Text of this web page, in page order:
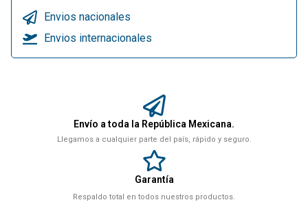
Envios nacionales
Envios internacionales
Envío a toda la República Mexicana.
Llegamos a cualquier parte del país, rápido y seguro.
Garantía
Respaldo total en todos nuestros productos.